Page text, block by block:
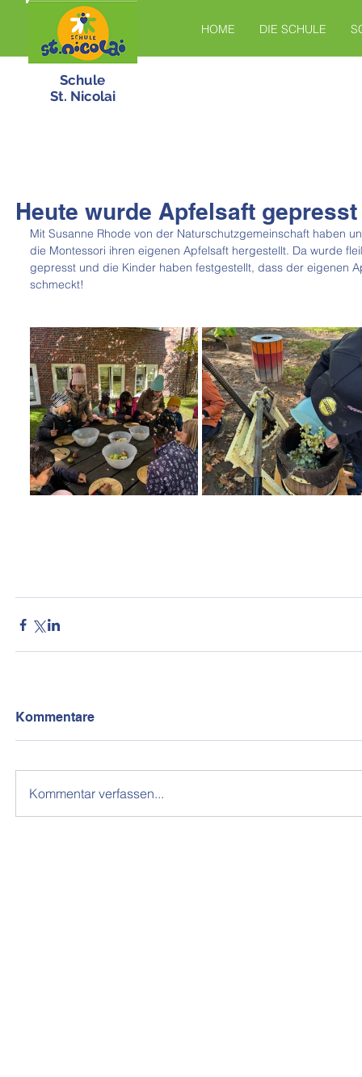
HOME DIE SCHULE
Schule
St. Nicolai
Heute wurde Apfelsaft gepresst
Mit Susanne Rhode von der Naturschutzgemeinschaft haben
die Montessori ihren eigenen Apfelsaft hergestellt. Da wurde
gepresst und die Kinder haben festgestellt, dass der eigenen
schmeckt!
Kommentare
Kommentar verfassen...